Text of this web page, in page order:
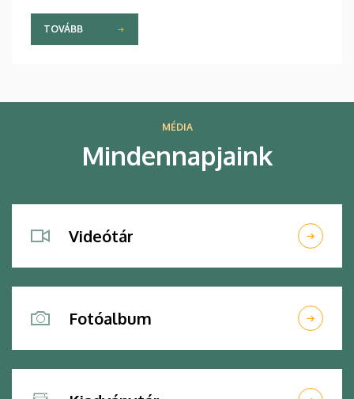
TOVÁBB
MÉDIA
Mindennapjaink
Videótár
Fotóalbum